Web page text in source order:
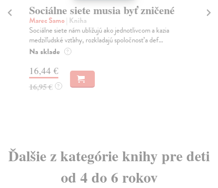
Sociálne siete musia byť zničené
Marec Samo| Kniha
Sociálne siete nám ubližujú ako jednotlivcom a kazia
medziľudské vzťahy, rozkladajú spoločnosť a def...
Na sklade ?
16,44 €
16,95 € ?
Ďalšie z kategórie knihy pre deti
od 4 do 6 rokov